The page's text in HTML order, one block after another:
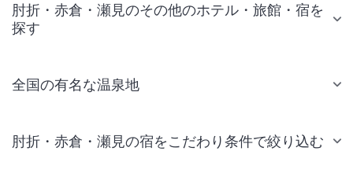
肘折・赤倉・瀬見のその他のホテル・旅館・宿を
探す
全国の有名な温泉地
肘折・赤倉・瀬見の宿をこだわり条件で絞り込む